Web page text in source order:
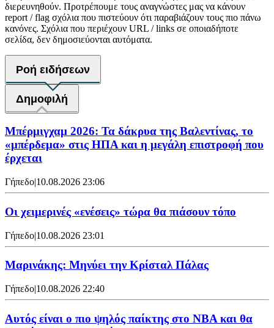
διερευνηθούν. Προτρέπουμε τους αναγνώστες μας να κάνουν
report / flag σχόλια που πιστεύουν ότι παραβιάζουν τους πιο πάνω
κανόνες. Σχόλια που περιέχουν URL / links σε οποιαδήποτε
σελίδα, δεν δημοσιεύονται αυτόματα.
Ροή ειδήσεων
Δημοφιλή
Μπέρμιγχαμ 2026: Τα δάκρυα της Βαλεντίνας, το
«μπέρδεμα» στις ΗΠΑ και η μεγάλη επιστροφή που
έρχεται
Γήπεδο|10.08.2026 23:06
Οι χειμερινές «ενέσεις» τώρα θα πιάσουν τόπο
Γήπεδο|10.08.2026 23:01
Μαρινάκης: Μηνύει την Κρίσταλ Πάλας
Γήπεδο|10.08.2026 22:40
Αυτός είναι ο πιο ψηλός παίκτης στο NBA και θα